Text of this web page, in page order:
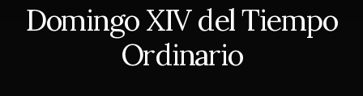
Domingo XIV del Tiempo
Ordinario